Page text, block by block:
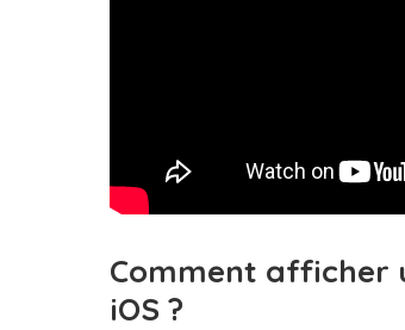
Comment afficher
iOS ?